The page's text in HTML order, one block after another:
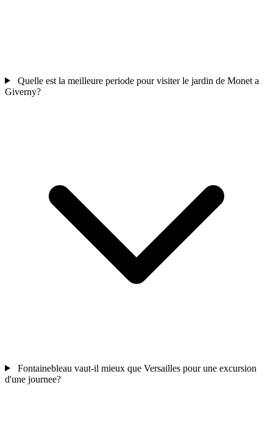
Quelle est la meilleure periode pour visiter le jardin de Monet a
Giverny?
Fontainebleau vaut-il mieux que Versailles pour une excursion
d'une journee?